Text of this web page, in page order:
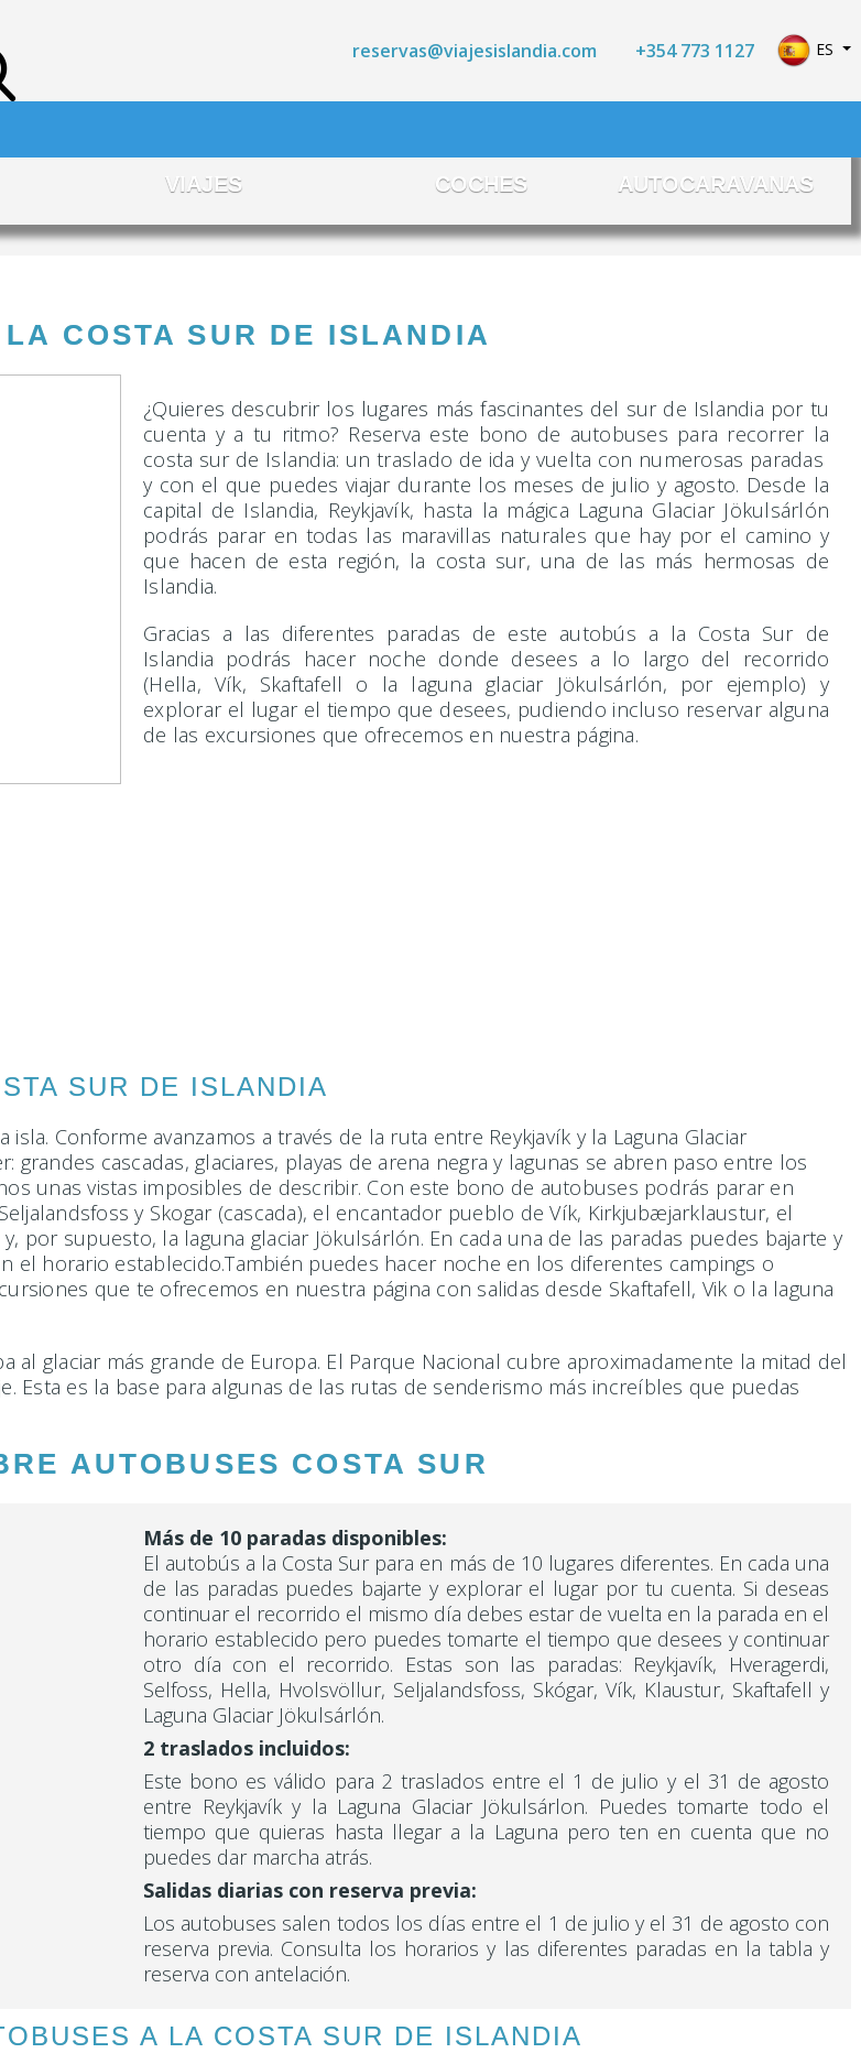
reservas@viajesislandia.com +354 773 1127 ES
VIAJES COCHES AUTOCARAVANAS
COSTA SUR DE ISLANDIA
¿Quieres descubrir los lugares más fascinantes del sur de Islandia por tu
cuenta y a tu ritmo? Reserva este bono de autobuses para recorrer la
costa sur de Islandia: un traslado de ida y vuelta con numerosas paradas
y con el que puedes viajar durante los meses de julio y agosto. Desde la
capital de Islandia, Reykjavík, hasta la mágica Laguna Glaciar Jökulsárlón
podrás parar en todas las maravillas naturales que hay por el camino y
que hacen de esta región, la costa sur, una de las más hermosas de
Islandia.
Gracias a las diferentes paradas de este autobús a la Costa Sur de
Islandia podrás hacer noche donde desees a lo largo del recorrido
(Hella, Vík, Skaftafell o la laguna glaciar Jökulsárlón, por ejemplo) y
explorar el lugar el tiempo que desees, pudiendo incluso reservar alguna
de las excursiones que ofrecemos en nuestra página.
SUR DE ISLANDIA
Conforme avanzamos a través de la ruta entre Reykjavík y la Laguna Glaciar
cascadas, glaciares, playas de arena negra y lagunas se abren paso entre los
unas vistas imposibles de describir. Con este bono de autobuses podrás parar en
y Skogar (cascada), el encantador pueblo de Vík, Kirkjubæjarklaustur, el
por supuesto, la laguna glaciar Jökulsárlón. En cada una de las paradas puedes bajarte y
horario establecido.También puedes hacer noche en los diferentes campings o
que te ofrecemos en nuestra página con salidas desde Skaftafell, Vik o la laguna
glaciar más grande de Europa. El Parque Nacional cubre aproximadamente la mitad del
Esta es la base para algunas de las rutas de senderismo más increíbles que puedas
AUTOBUSES COSTA SUR
Más de 10 paradas disponibles:
El autobús a la Costa Sur para en más de 10 lugares diferentes. En cada una
de las paradas puedes bajarte y explorar el lugar por tu cuenta. Si deseas
continuar el recorrido el mismo día debes estar de vuelta en la parada en el
horario establecido pero puedes tomarte el tiempo que desees y continuar
otro día con el recorrido. Estas son las paradas: Reykjavík, Hveragerdi,
Selfoss, Hella, Hvolsvöllur, Seljalandsfoss, Skógar, Vík, Klaustur, Skaftafell y
Laguna Glaciar Jökulsárlón.
2 traslados incluidos:
Este bono es válido para 2 traslados entre el 1 de julio y el 31 de agosto
entre Reykjavík y la Laguna Glaciar Jökulsárlon. Puedes tomarte todo el
tiempo que quieras hasta llegar a la Laguna pero ten en cuenta que no
puedes dar marcha atrás.
Salidas diarias con reserva previa:
Los autobuses salen todos los días entre el 1 de julio y el 31 de agosto con
reserva previa. Consulta los horarios y las diferentes paradas en la tabla y
reserva con antelación.
A LA COSTA SUR DE ISLANDIA